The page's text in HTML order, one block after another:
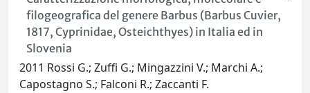
filogeografica del genere Barbus (Barbus Cuvier,
1817, Cyprinidae, Osteichthyes) in Italia ed in
Slovenia
2011 Rossi G.; Zuffi G.; Mingazzini V.; Marchi A.;
Capostagno S.; Falconi R.; Zaccanti F.